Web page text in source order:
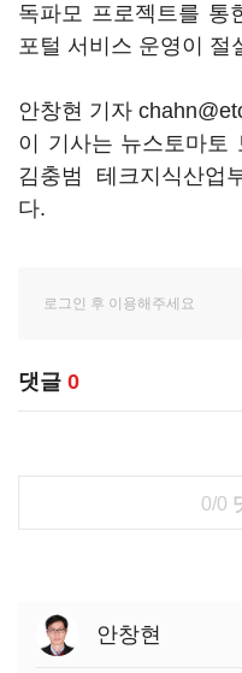
독파모 프로젝트를 통
포털 서비스 운영이 절
안창현 기자
이 기사는 뉴스토마토
김충범 테크지식산업
다.
댓글 0
0/0
안창현